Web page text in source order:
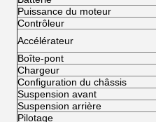
Puissance du moteur
Contrôleur
Accélérateur
Boîte-pont
Chargeur
Configuration du châssis
Suspension avant
Suspension arrière
Pilotage